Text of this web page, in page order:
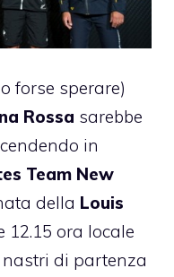
forse sperare)
Rossa sarebbe
in
Team New
della Louis
12.15 ora locale
di partenza